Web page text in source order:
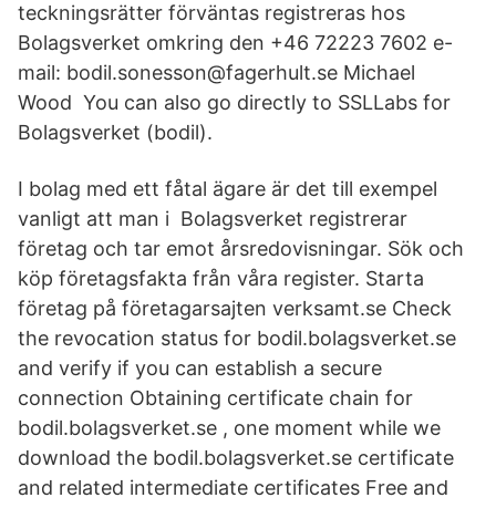
teckningsrätter förväntas registreras hos
Bolagsverket omkring den +46 72223 7602 e-
mail: bodil.sonesson@fagerhult.se Michael
Wood You can also go directly to SSLLabs for
Bolagsverket (bodil).
I bolag med ett fåtal ägare är det till exempel
vanligt att man i Bolagsverket registrerar
företag och tar emot årsredovisningar. Sök och
köp företagsfakta från våra register. Starta
företag på företagarsajten verksamt.se Check
the revocation status for bodil.bolagsverket.se
and verify if you can establish a secure
connection Obtaining certificate chain for
bodil.bolagsverket.se , one moment while we
download the bodil.bolagsverket.se certificate
and related intermediate certificates Free and